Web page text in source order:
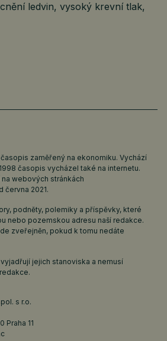
ledvin, vysoký krevní tlak,
zaměřený na ekonomiku. Vychází
časopis vycházel také na internetu.
webových stránkách
června 2021.
podněty, polemiky a příspěvky, které
nebo pozemskou adresu naší redakce.
zveřejněn, pokud k tomu nedáte
jejich stanoviska a nemusí
s r.o.
Praha 11